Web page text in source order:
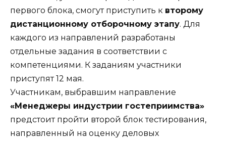
первого блока, смогут приступить к второму
дистанционному отборочному этапу. Для
каждого из направлений разработаны
отдельные задания в соответствии с
компетенциями. К заданиям участники
приступят 12 мая.
Участникам, выбравшим направление
«Менеджеры индустрии гостеприимства»
предстоит пройти второй блок тестирования,
направленный на оценку деловых